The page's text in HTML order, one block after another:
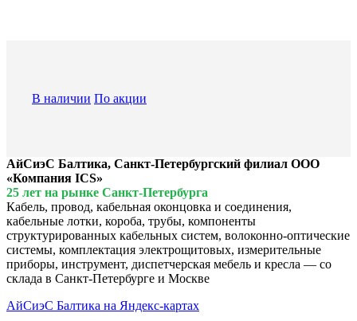
В наличии По акции
АйСиэС Балтика, Санкт-Петербургский филиал ООО
«Компания ICS»
25 лет на рынке Санкт-Петербурга
Кабель, провод, кабельная оконцовка и соединения,
кабельные лотки, короба, трубы, компоненты
структурированных кабельных систем, волоконно-оптические
системы, комплектация электрощитовых, измерительные
приборы, инструмент, диспетчерская мебель и кресла — со
склада в Санкт-Петербурге и Москве
АйСиэС Балтика на Яндекс-картах